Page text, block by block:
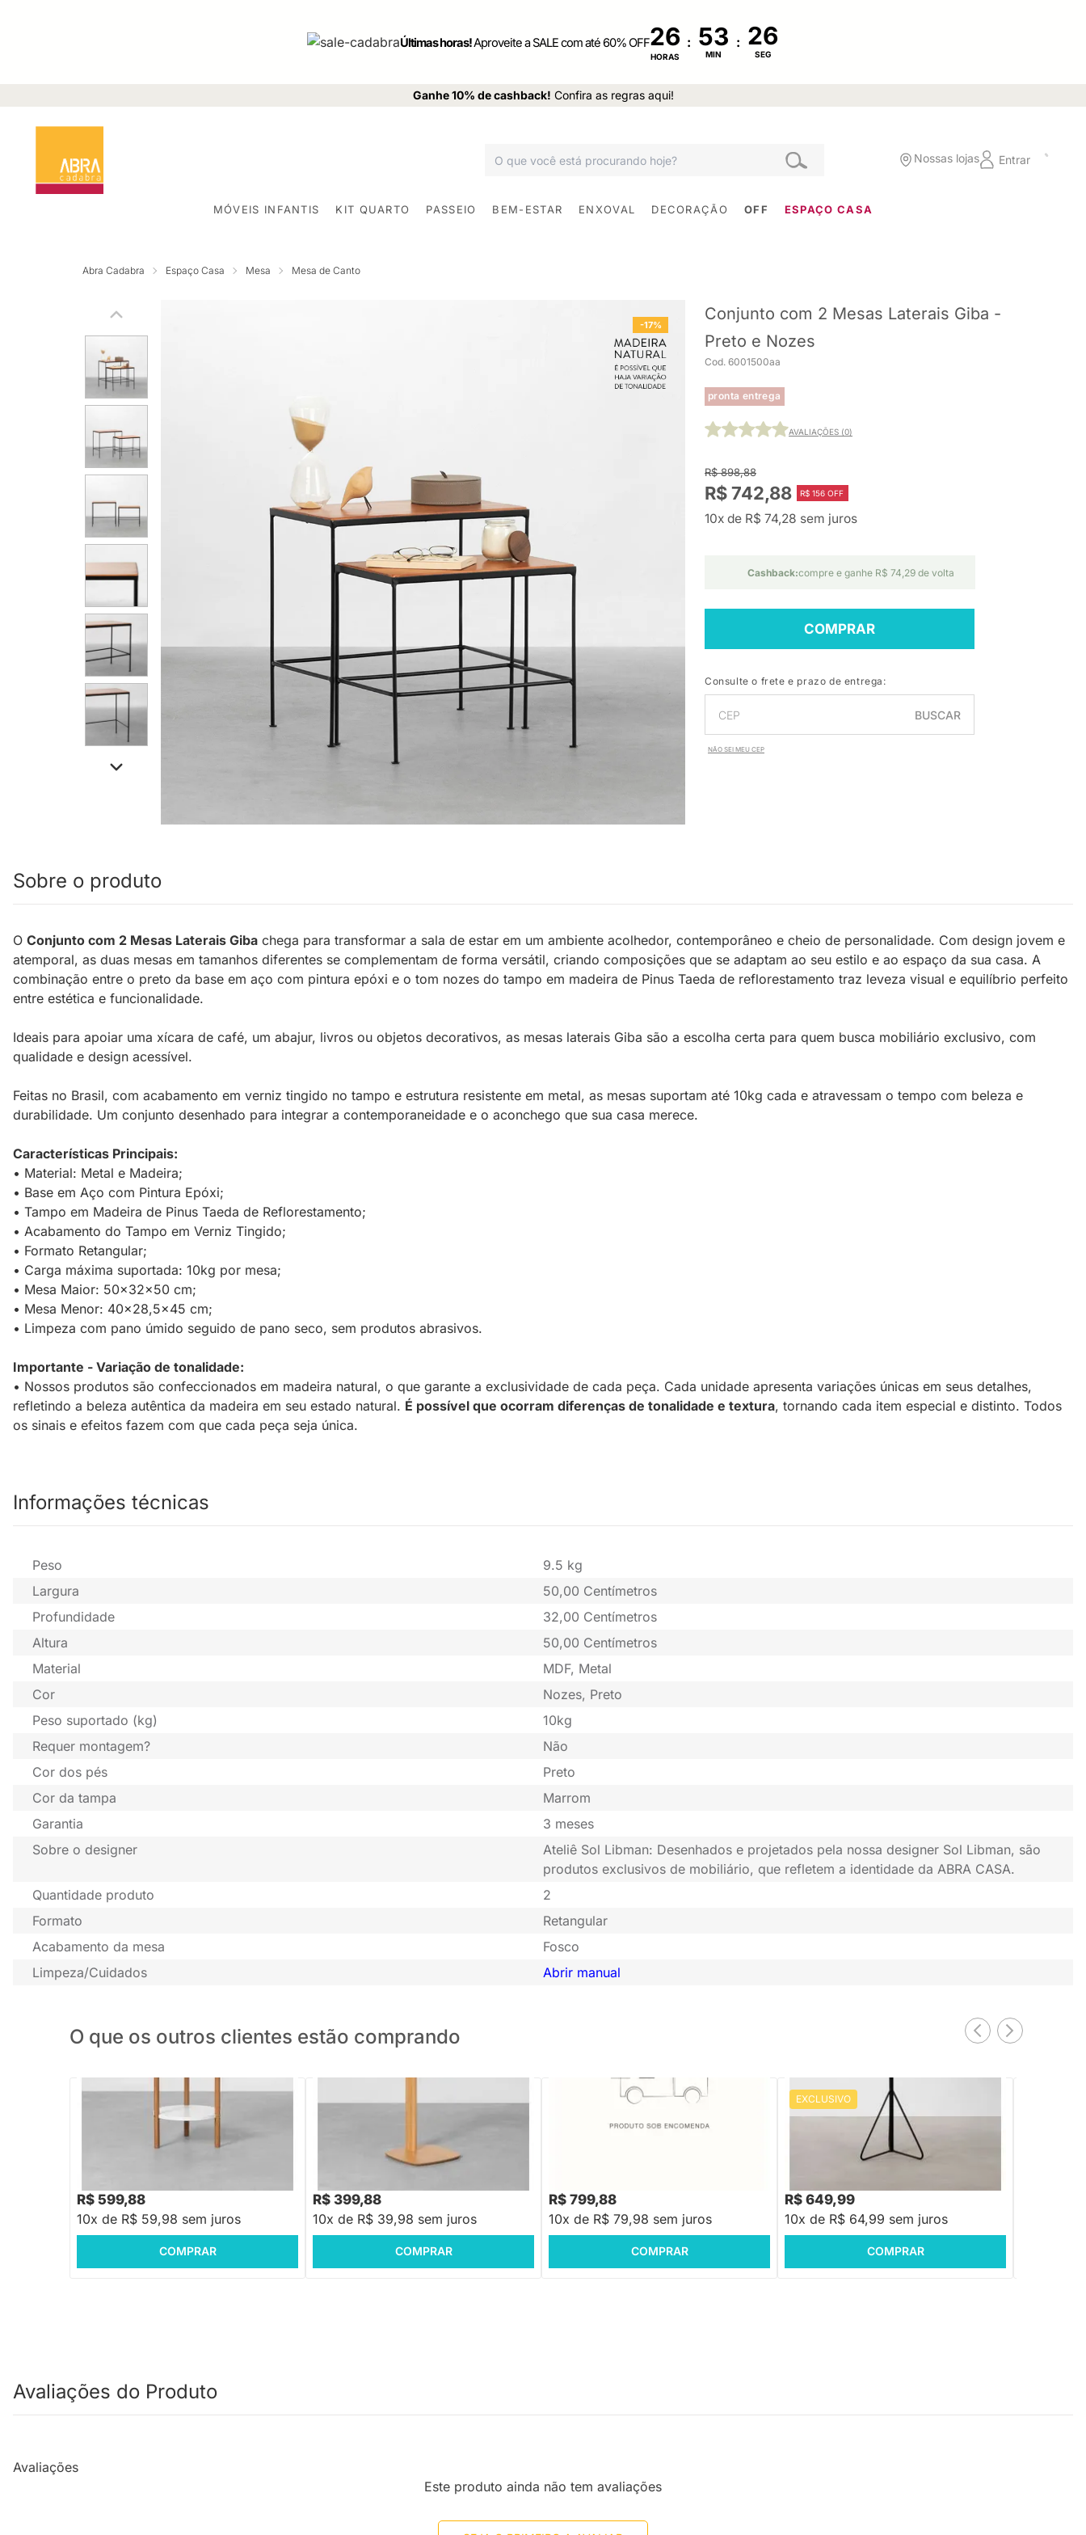
Últimas horas!Aproveite a SALE com até 60% OFF26
HORAS
:
MIN
:
SEG
Ganhe 10% de cashback! Confira as regras aqui!
Nossas lojas Entrar
MÓVEIS INFANTIS KIT QUARTO PASSEIO BEM-ESTAR ENXOVAL DECORAÇÃO OFF ESPAÇO CASA
Abra Cadabra Espaço Casa Mesa Mesa de Canto
-17%
Conjunto com 2 Mesas Laterais Giba -
Preto e Nozes
Cod. 6001500aa
pronta entrega
AVALIAÇÕES (0)
R$ 898,88
R$ 742,88 R$ 156 OFF
10x de R$ 74,28 sem juros
Cashback:compre e ganhe R$ 74,29 de volta
COMPRAR
Consulte o frete e prazo de entrega:
BUSCAR
NÃO SEI MEU CEP
Sobre o produto
O Conjunto com 2 Mesas Laterais Giba chega para transformar a sala de estar em um ambiente acolhedor, contemporâneo e cheio de personalidade. Com design jovem e
atemporal, as duas mesas em tamanhos diferentes se complementam de forma versátil, criando composições que se adaptam ao seu estilo e ao espaço da sua casa. A
combinação entre o preto da base em aço com pintura epóxi e o tom nozes do tampo em madeira de Pinus Taeda de reflorestamento traz leveza visual e equilíbrio perfeito
entre estética e funcionalidade.
Ideais para apoiar uma xícara de café, um abajur, livros ou objetos decorativos, as mesas laterais Giba são a escolha certa para quem busca mobiliário exclusivo, com
qualidade e design acessível.
Feitas no Brasil, com acabamento em verniz tingido no tampo e estrutura resistente em metal, as mesas suportam até 10kg cada e atravessam o tempo com beleza e
durabilidade. Um conjunto desenhado para integrar a contemporaneidade e o aconchego que sua casa merece.
Características Principais:
• Material: Metal e Madeira;
• Base em Aço com Pintura Epóxi;
• Tampo em Madeira de Pinus Taeda de Reflorestamento;
• Acabamento do Tampo em Verniz Tingido;
• Formato Retangular;
• Carga máxima suportada: 10kg por mesa;
• Mesa Maior: 50x32x50 cm;
• Mesa Menor: 40x28,5x45 cm;
• Limpeza com pano úmido seguido de pano seco, sem produtos abrasivos.
Importante - Variação de tonalidade:
• Nossos produtos são confeccionados em madeira natural, o que garante a exclusividade de cada peça. Cada unidade apresenta variações únicas em seus detalhes,
refletindo a beleza autêntica da madeira em seu estado natural. É possível que ocorram diferenças de tonalidade e textura, tornando cada item especial e distinto. Todos
os sinais e efeitos fazem com que cada peça seja única.
Informações técnicas
Peso
9.5 kg
Largura
50,00 Centímetros
Profundidade
32,00 Centímetros
Altura
50,00 Centímetros
Material
MDF, Metal
Cor
Nozes, Preto
Peso suportado (kg)
10kg
Requer montagem?
Não
Cor dos pés
Preto
Cor da tampa
Marrom
Garantia
3 meses
Sobre o designer
Ateliê Sol Libman: Desenhados e projetados pela nossa designer Sol Libman, são
produtos exclusivos de mobiliário, que refletem a identidade da ABRA CASA.
Quantidade produto
2
Formato
Retangular
Acabamento da mesa
Fosco
Limpeza/Cuidados
Abrir manual
O que os outros clientes estão comprando
PRONTA ENTREGA
Mesa Lateral Florero Redonda Branco e
Tammi - 36cm x 55cm
R$ 599,88
10x de R$ 59,98 sem juros
COMPRAR
PRONTA ENTREGA
R$ 399,88
10x de R$ 39,98 sem juros
COMPRAR
PRONTA ENTREGA
Mesa Lateral Flix Redonda 45cmx50cm -
R$ 799,88
10x de R$ 79,98 sem juros
COMPRAR
EXCLUSIVO PRONTA ENTREGA
Mesa Lateral Foguete Eucalipto Natural -
R$ 649,99
10x de R$ 64,99 sem juros
COMPRAR
Avaliações do Produto
Avaliações
Este produto ainda não tem avaliações